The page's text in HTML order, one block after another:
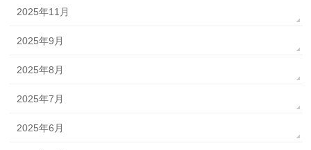
2025年11月
2025年9月
2025年8月
2025年7月
2025年6月